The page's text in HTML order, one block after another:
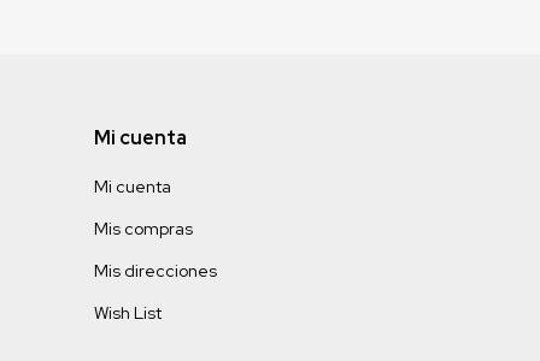
Mi cuenta
Mi cuenta
Mis compras
Mis direcciones
Wish List